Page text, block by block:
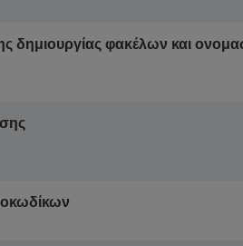
δημιουργίας φακέλων και